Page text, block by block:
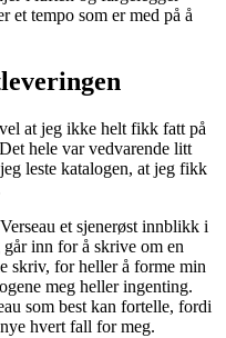
et tempo som er med på å
at jeg ikke helt fikk fatt på
hele var vedvarende litt
leste katalogen, at jeg fikk
et sjenerøst innblikk i
inn for å skrive om en
skriv, for heller å forme min
meg heller ingenting.
som best kan fortelle, fordi
hvert fall for meg.